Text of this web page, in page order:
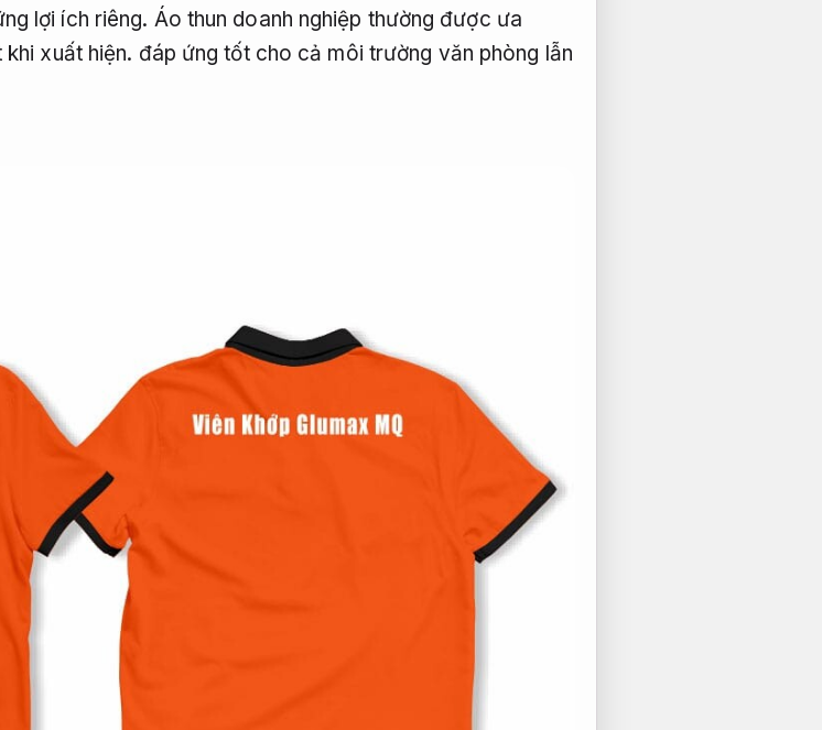
lợi ích riêng. Áo thun doanh nghiệp thường được ưa
khi xuất hiện. đáp ứng tốt cho cả môi trường văn phòng lẫn